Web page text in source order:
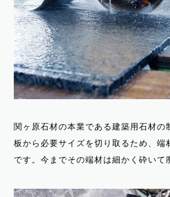
関ヶ原石材の本業である建築用石材
板から必要サイズを切り取るため、端
です。今までその端材は細かく砕いて